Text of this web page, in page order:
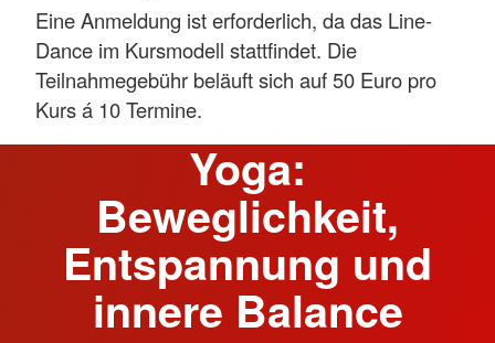
Eine Anmeldung ist erforderlich, da das Line-
Dance im Kursmodell stattfindet. Die
Teilnahmegebühr beläuft sich auf 50 Euro pro
Kurs á 10 Termine.
Yoga:
Beweglichkeit,
Entspannung und
innere Balance